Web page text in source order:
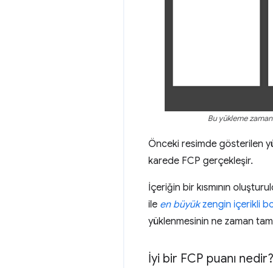
Bu yükleme
Önceki resimde gösterilen
karede FCP gerçekleşir.
İçeriğin bir kısmının
ile en büyükzengin içerikli
yüklenmesinin ne zaman
İyi bir FCP puanı nedir?